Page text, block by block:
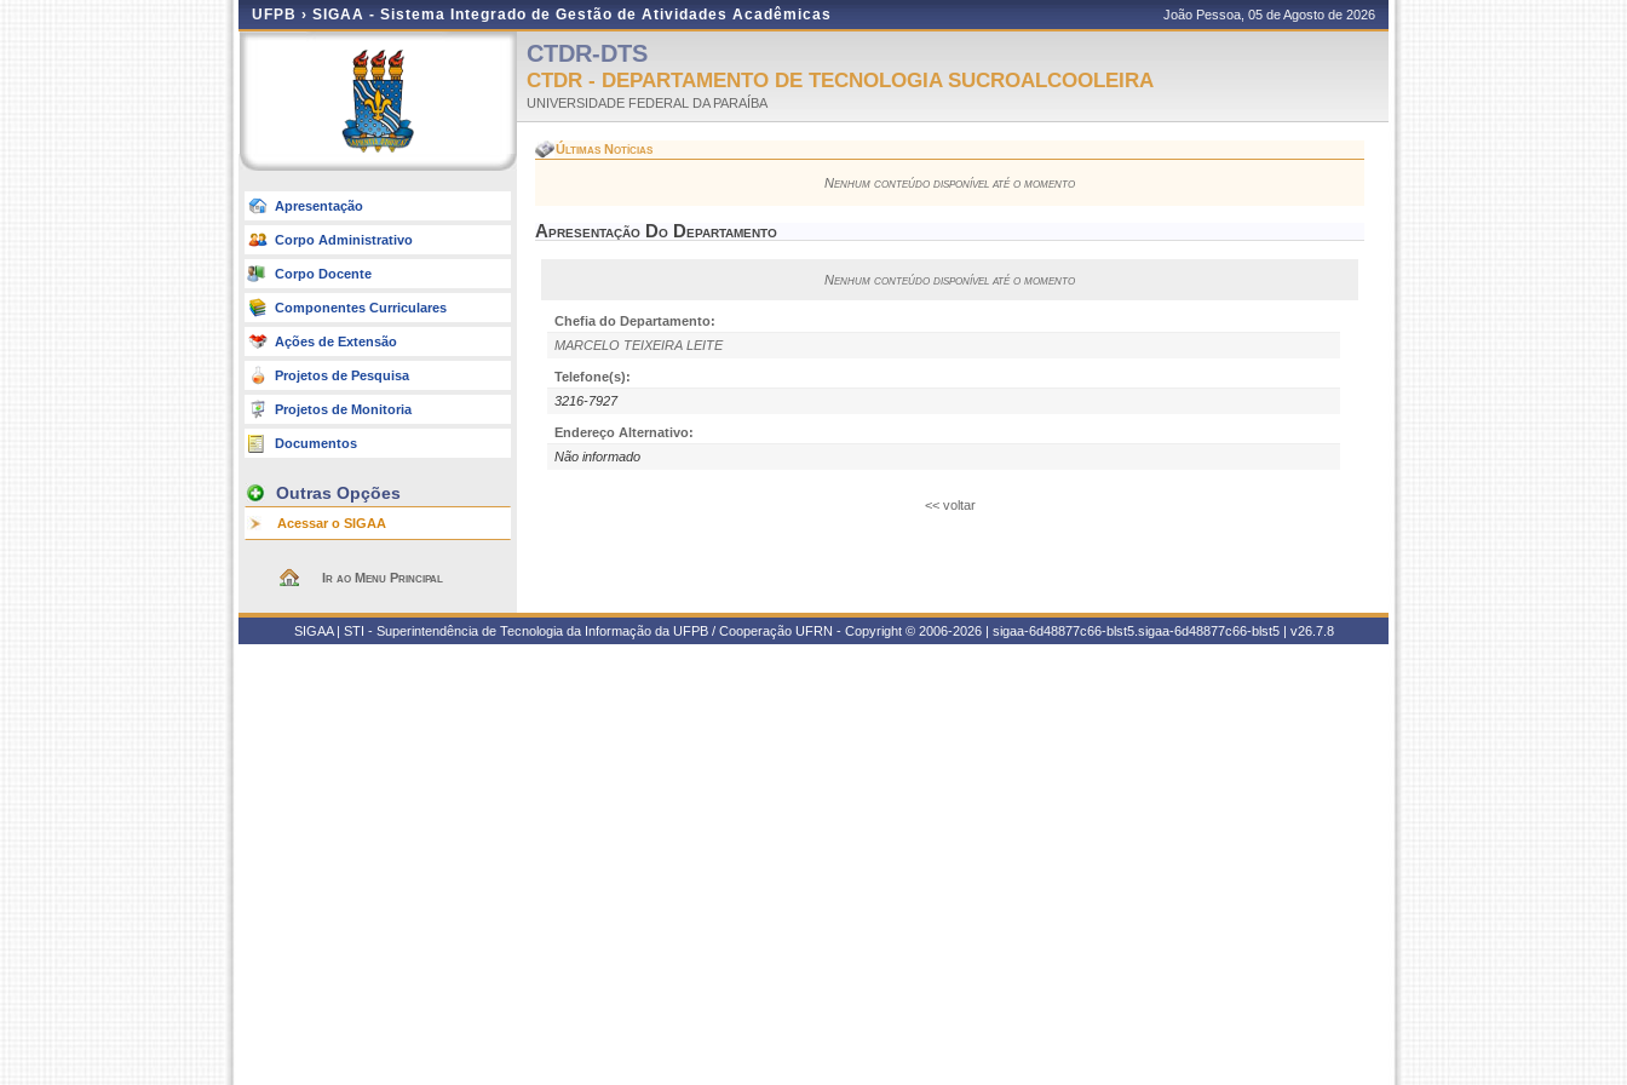
UFPB › SIGAA - Sistema Integrado de Gestão de Atividades Acadêmicas João Pessoa, 05 de Agosto de 2026
Apresentação
Corpo Administrativo
Corpo Docente
Componentes Curriculares
Ações de Extensão
Projetos de Pesquisa
Projetos de Monitoria
Documentos
Outras Opções
Acessar o SIGAA
Ir ao Menu Principal
CTDR-DTS
CTDR - DEPARTAMENTO DE TECNOLOGIA SUCROALCOOLEIRA
UNIVERSIDADE FEDERAL DA PARAÍBA
Últimas Notícias
Nenhum conteúdo disponível até o momento
Apresentação Do Departamento
Nenhum conteúdo disponível até o momento
Chefia do Departamento:
MARCELO TEIXEIRA LEITE
Telefone(s):
3216-7927
Endereço Alternativo:
Não informado
<< voltar
SIGAA | STI - Superintendência de Tecnologia da Informação da UFPB / Cooperação UFRN - Copyright © 2006-2026 | sigaa-6d48877c66-blst5.sigaa-6d48877c66-blst5 | v26.7.8